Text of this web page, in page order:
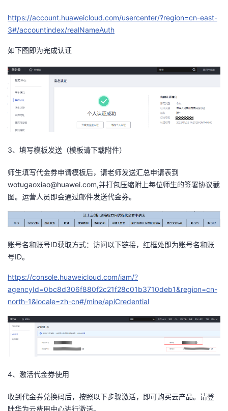
https://account.huaweicloud.com/usercenter/?region=cn-east-
3#/accountindex/realNameAuth
如下图即为完成认证
3、填写模板发送（模板请下载附件）
师生填写代金券申请模板后，请老师发送汇总申请表到
wotugaoxiao@huawei.com,并打包压缩附上每位师生的签署协议截
图。 运营人员即会通过邮件发送代金券。
账号名和账号ID获取方式：访问以下链接，红框处即为账号名和账
号ID。
https://console.huaweicloud.com/iam/?
agencyId=0bc8d306f880f2c21f28c01b3710deb1&region=cn-
north-1&locale=zh-cn#/mine/apiCredential
4、激活代金券使用
收到代金券兑换码后，按照以下步骤激活，即可购买云产品。请登
陆华为云费用中心进行激活。